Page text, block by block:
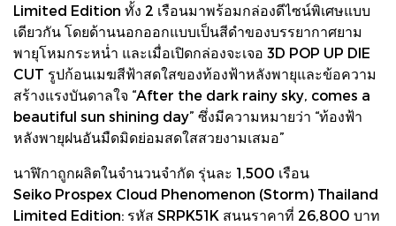
Limited Edition ทั้ง 2 เรือนมาพร้อมกล่องดีไซน์พิเศษแบบ
เดียวกัน โดยด้านนอกออกแบบเป็นสีดำของบรรยากาศยาม
พายุโหมกระหน่ำ และเมื่อเปิดกล่องจะเจอ 3D POP UP DIE
CUT รูปก้อนเมฆสีฟ้าสดใสของท้องฟ้าหลังพายุและข้อความ
สร้างแรงบันดาลใจ “After the dark rainy sky, comes a
beautiful sun shining day” ซึ่งมีความหมายว่า “ท้องฟ้า
หลังพายุฝนอันมืดมิดย่อมสดใสสวยงามเสมอ”
นาฬิกาถูกผลิตในจำนวนจำกัด รุ่นละ 1,500 เรือน
Seiko Prospex Cloud Phenomenon (Storm) Thailand
Limited Edition: รหัส SRPK51K สนนราคาที่ 26,800 บาท